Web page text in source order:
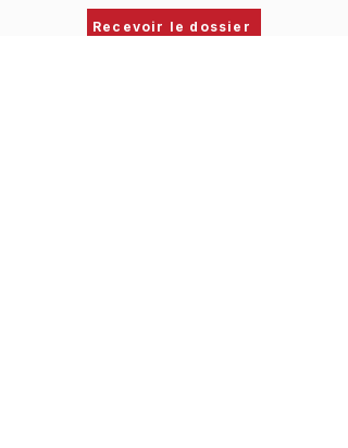
Recevoir le dossier